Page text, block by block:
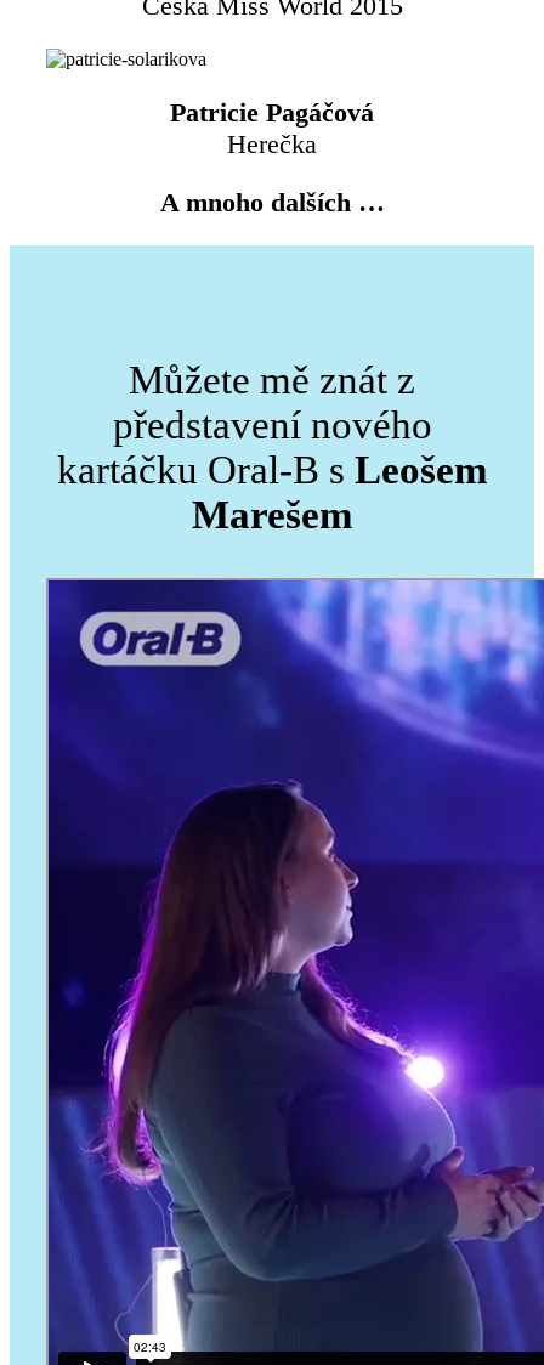
Patricie Pagáčová
Herečka
A mnoho dalších …
Můžete mě znát z
představení nového
kartáčku Oral-B s Leošem
Marešem